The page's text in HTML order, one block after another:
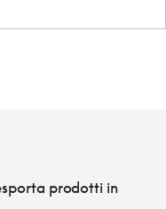
prodotti in